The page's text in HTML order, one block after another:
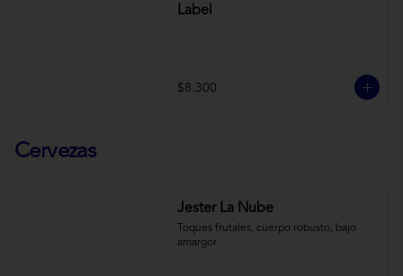
Label
$8.300
Cervezas
Jester La Nube
Toques frutales, cuerpo robusto, bajo
amargor